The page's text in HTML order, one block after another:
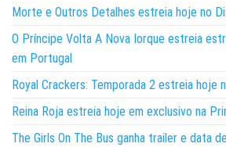
Morte e Outros Detalhes estreia hoje no
O Príncipe Volta A Nova Iorque estreia
em Portugal
Royal Crackers: Temporada 2 estreia hoje
Reina Roja estreia hoje em exclusivo na
The Girls On The Bus ganha trailer e data